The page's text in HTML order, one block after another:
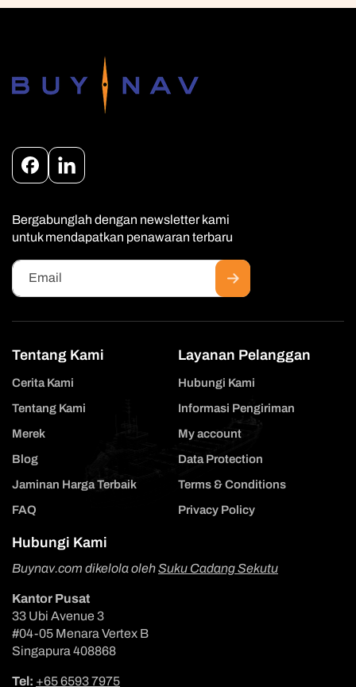
FacebookInstagram
Bergabunglah dengan newsletter kami
untuk mendapatkan penawaran terbaru
Email
Tentang Kami
Cerita Kami
Tentang Kami
Merek
Blog
Jaminan Harga Terbaik
FAQ
Layanan Pelanggan
Hubungi Kami
Informasi Pengiriman
My account
Data Protection
Terms & Conditions
Privacy Policy
Hubungi Kami
Buynav.com dikelola olehSuku Cadang Sekutu
Kantor Pusat
33 Ubi Avenue 3
#04-05 Menara Vertex B
Singapura 408868
Tel: +65 6593 7975